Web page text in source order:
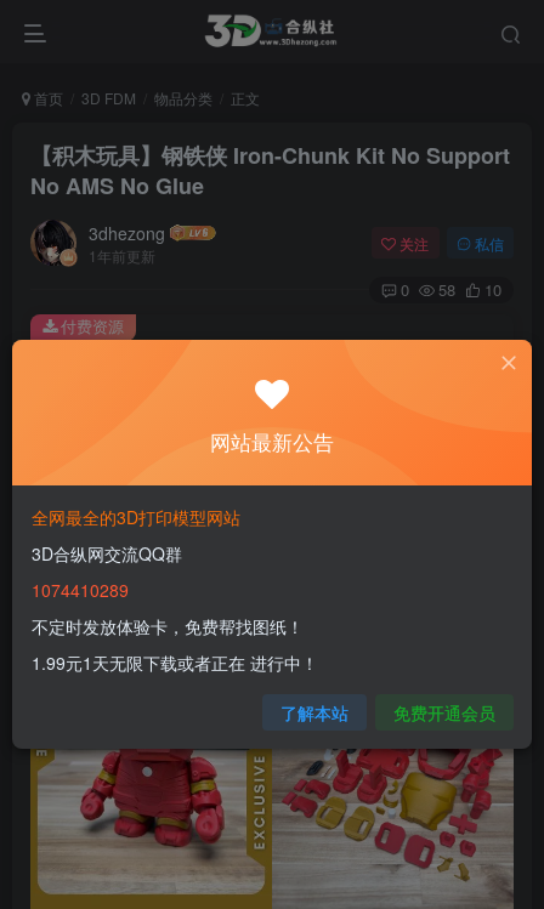
首页 3D FDM 物品分类 正文
【积木玩具】钢铁侠 Iron-Chunk Kit No Support
No AMS No Glue
3dhezong
1年前更新
关注 私信
0 58 10
此内容为付费资源，请付费后查看
100积分
贵宾VIP会员免费 体验会员免费
付费资源
网站最新公告
全网最全的3D打印模型网站
3D合纵网交流QQ群
1074410289
不定时发放体验卡，免费帮找图纸！
1.99元1天无限下载或者正在 进行中！
了解本站 免费开通会员